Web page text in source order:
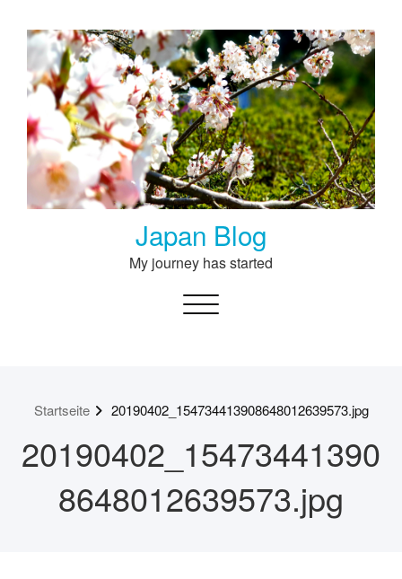
content
Japan Blog
My journey has started
Toggle navigation
Startseite 20190402_154734413908648012639573.jpg
20190402_15473441390
8648012639573.jpg